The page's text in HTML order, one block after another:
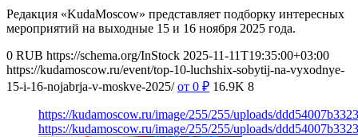
Редакция «KudaMoscow» представляет подборку интересных
мероприятий на выходные 15 и 16 ноября 2025 года.
0 RUB https://schema.org/InStock 2025-11-11T19:35:00+03:00
https://kudamoscow.ru/event/top-10-luchshix-sobytij-na-vyxodnye-
15-i-16-nojabrja-v-moskve-2025/ от 0 ₽ 16.9K 8
https://kudamoscow.ru/image/255/255/uploads/
https://kudamoscow.ru/image/255/255/uploads/